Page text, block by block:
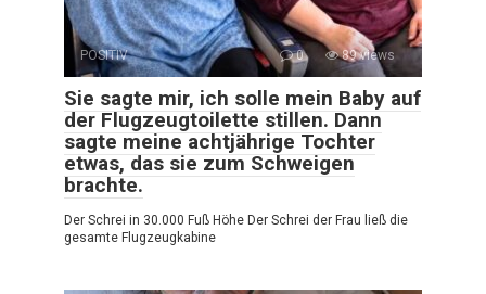
POSITIV 0 89 views
Sie sagte mir, ich solle mein Baby auf
der Flugzeugtoilette stillen. Dann
sagte meine achtjährige Tochter
etwas, das sie zum Schweigen
brachte.
Der Schrei in 30.000 Fuß Höhe Der Schrei der Frau ließ die
gesamte Flugzeugkabine